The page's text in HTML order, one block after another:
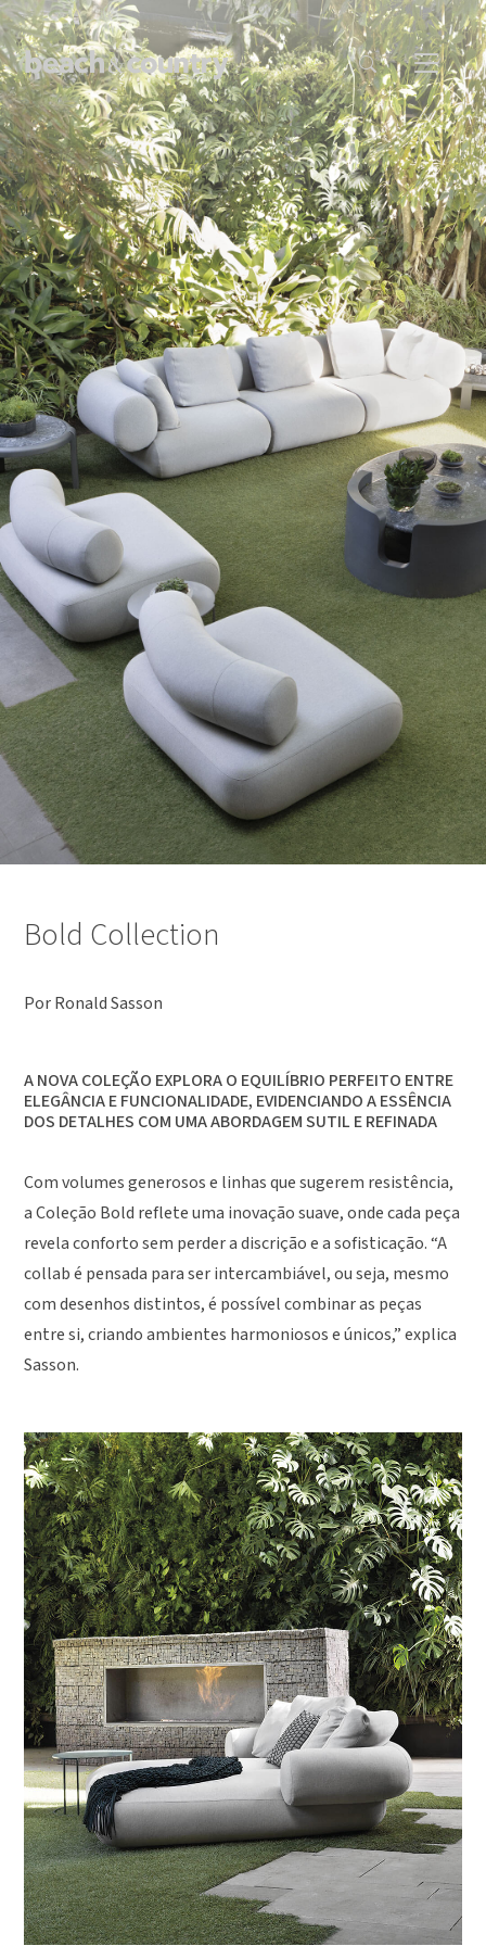
Bold Collection
Por Ronald Sasson
A NOVA COLEÇÃO EXPLORA O EQUILÍBRIO PERFEITO ENTRE
ELEGÂNCIA E FUNCIONALIDADE, EVIDENCIANDO A ESSÊNCIA
DOS DETALHES COM UMA ABORDAGEM SUTIL E REFINADA
Com volumes generosos e linhas que sugerem resistência,
a Coleção Bold reflete uma inovação suave, onde cada peça
revela conforto sem perder a discrição e a sofisticação. “A
collab é pensada para ser intercambiável, ou seja, mesmo
com desenhos distintos, é possível combinar as peças
entre si, criando ambientes harmoniosos e únicos,” explica
Sasson.